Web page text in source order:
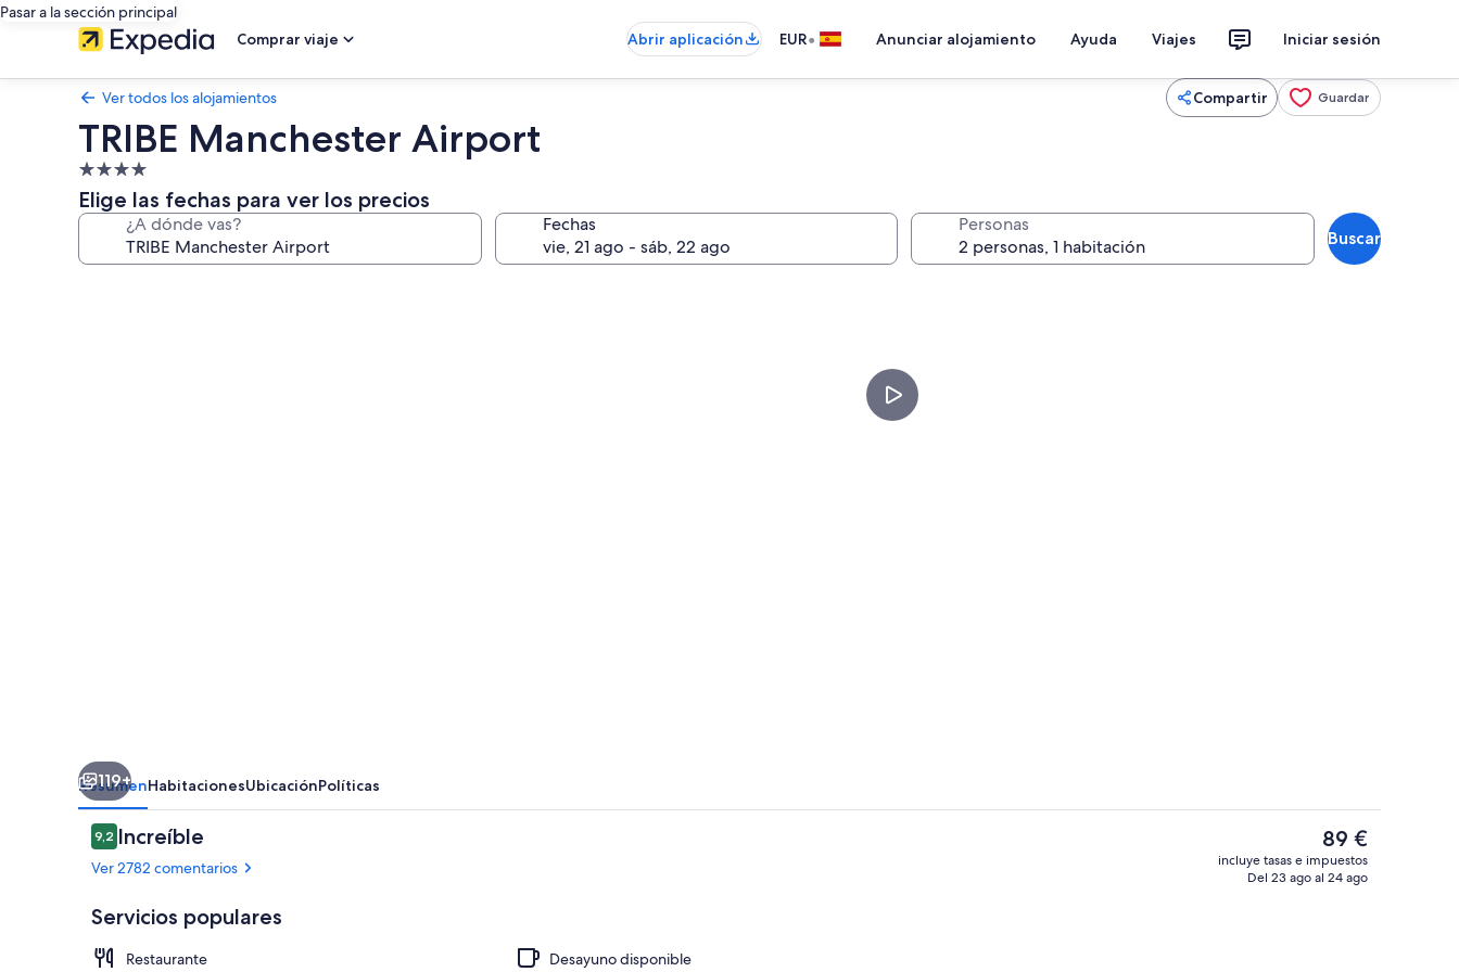
Pasar a la sección principal
Comprar viaje
Abrir aplicación EUR• Anunciar alojamiento Ayuda Viajes Iniciar sesión
Ver todos los alojamientos Compartir Guardar
TRIBE Manchester Airport
Alojamiento
de
4.0 estrellas
Elige las fechas para ver los precios
¿A dónde vas? Fechas Personas
Buscar
119+
ResumenHabitacionesUbicaciónPolíticas
Comentarios
9,29,2 de 10
Increíble
Ver 2782 comentarios
Servicios populares
Restaurante
Desayuno disponible
El
precio
actual
89 €
incluye tasas e impuestos
Del 23 ago al 24 ago